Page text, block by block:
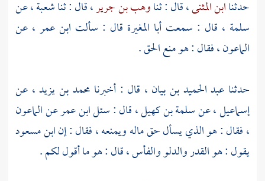
حدثناابن المثنى، قال : ثناوهب بن جرير، قال : ثناشعبة، عن
سلمة ، قال : سمعتأبا المغيرة قال : سألت ابن عمر ، عن
الماعون ، فقال : هو منع الحق .
حدثنا عبد الحميد بن بيان ، قال : أخبرنا محمد بن يزيد، عن
إسماعيل ،عنسلمة بن كهيل، قال : سئلابن عمرعن الماعون
، فقال : هو الذي يسأل حق ماله ويمنعه ، فقال : إنابن مسعود
يقول : هو القدر والدلو والفأس ، قال : هو ما أقول لكم .